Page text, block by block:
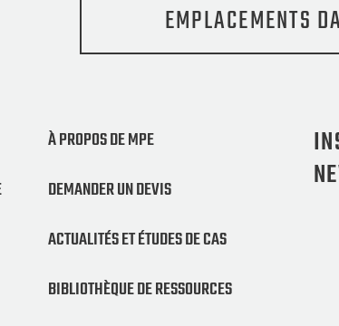
EMPLACEMENTS
À PROPOS DE MPE
DEMANDER UN DEVIS
ACTUALITÉS ET ÉTUDES DE CAS
BIBLIOTHÈQUE DE RESSOURCES